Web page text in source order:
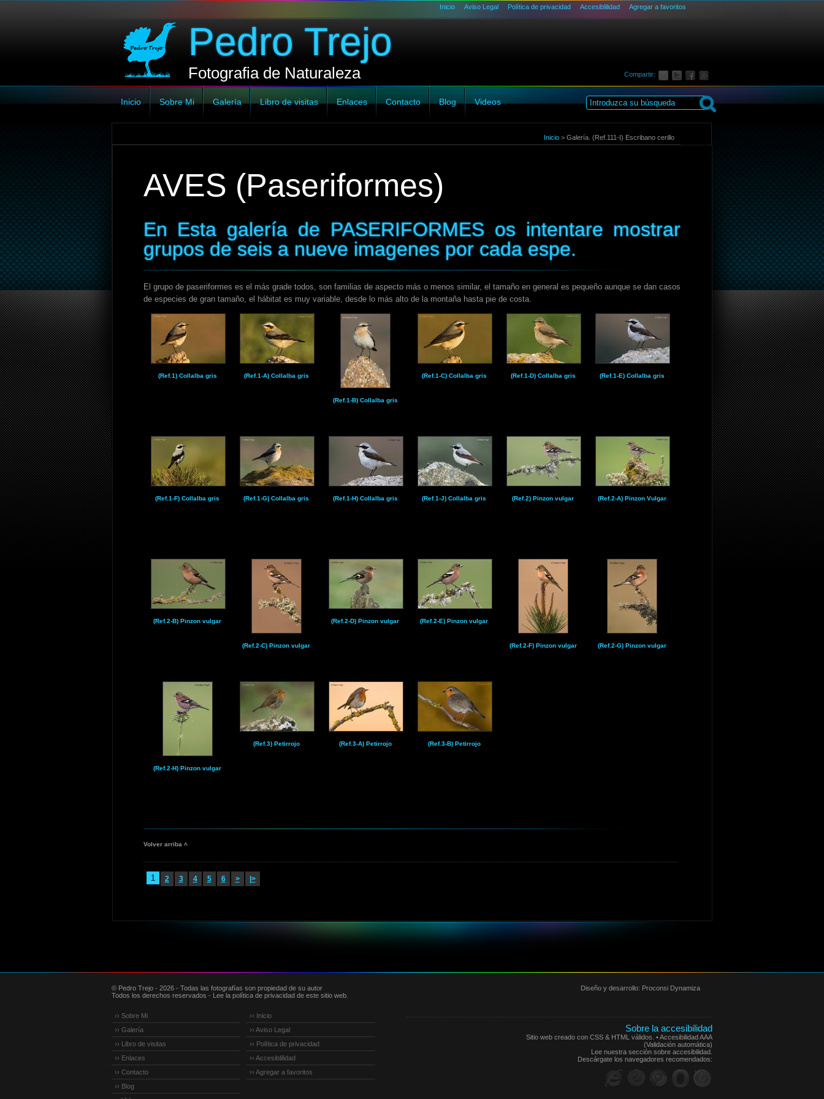
Inicio Aviso Legal Política de privacidad Accesiblilidad Agregar a favoritos
Pedro Trejo
Fotografia de Naturaleza Compartir:
Inicio Sobre Mi Galería Libro de visitas Enlaces Contacto Blog Videos
Inicio > Galería. (Ref.111-I) Escribano cerillo
AVES (Paseriformes)
En Esta galería de PASERIFORMES os intentare mostrar
grupos de seis a nueve imagenes por cada espe.
El grupo de paseriformes es el más grade todos, son familias de aspecto más o menos similar, el tamaño en general es pequeño aunque se dan casos
de especies de gran tamaño, el hábitat es muy variable, desde lo más alto de la montaña hasta pie de costa.
(Ref.1) Collalba gris (Ref.1-A) Collalba gris
(Ref.1-B) Collalba gris
(Ref.1-C) Collalba gris (Ref.1-D) Collalba gris (Ref.1-E) Collalba gris
(Ref.1-F) Collalba gris (Ref.1-G) Collalba gris (Ref.1-H) Collalba gris (Ref.1-J) Collalba gris (Ref.2) Pinzon vulgar (Ref.2-A) Pinzon Vulgar
(Ref.2-B) Pinzon vulgar
(Ref.2-C) Pinzon vulgar
(Ref.2-D) Pinzon vulgar (Ref.2-E) Pinzon vulgar
(Ref.2-F) Pinzon vulgar (Ref.2-G) Pinzon vulgar
(Ref.2-H) Pinzon vulgar
(Ref.3) Petirrojo (Ref.3-A) Petirrojo (Ref.3-B) Petirrojo
Volver arriba ˄
1 2 3 4 5 6 > |>
© Pedro Trejo - 2026 - Todas las fotografías son propiedad de su autor
Todos los derechos reservados - Lee la política de privacidad de este sitio web.
Diseño y desarrollo: Proconsi Dynamiza
Sobre la accesibilidad
Sitio web creado con CSS & HTML válidos. • Accesibilidad AAA
(Validación automática)
Lee nuestra sección sobre accesibilidad.
Descárgate los navegadores recomendados:
›› Sobre Mi
›› Galería
›› Libro de visitas
›› Enlaces
›› Contacto
›› Blog
›› Inicio
›› Aviso Legal
›› Política de privacidad
›› Accesiblilidad
›› Agregar a favoritos